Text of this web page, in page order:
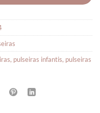
, pulseiras infantis, pulseiras